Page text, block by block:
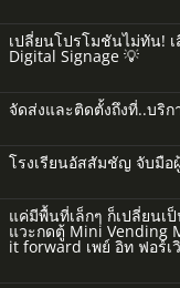
เปลี่ยนโปรโมชันไม่ทัน!
Digital Signage 💡
จัดส่งและติดตั้งถึงที่..บริก
โรงเรียนอัสสัมชัญ จับมือ
แค่มีพื้นที่เล็กๆ ก็เปลี่ยนเ
แวะกดตู้ Mini Vending
it forward เพย์ อิท ฟอร์เ